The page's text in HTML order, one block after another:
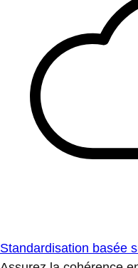
Standardisation basée